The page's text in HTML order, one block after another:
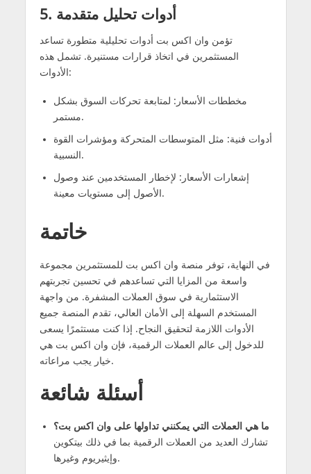
5. أدوات تحليل متقدمة
تؤمن وان اكس بت أدوات تحليلية متطورة تساعد
المستثمرين في اتخاذ قرارات مستنيرة. تشمل هذه
الأدوات:
مخططات الأسعار: لمتابعة تحركات السوق بشكل
مستمر.
أدوات فنية: مثل المتوسطات المتحركة ومؤشرات القوة
النسبية.
إشعارات الأسعار: لإخطار المستخدمين عند وصول
الأصول إلى مستويات معينة.
خاتمة
في النهاية، توفر منصة وان اكس بت للمستثمرين مجموعة
واسعة من المزايا التي تساعدهم في تحسين تجربتهم
الاستثمارية في سوق العملات المشفرة. من واجهة
المستخدم السهلة إلى الأمان العالي، تقدم المنصة جميع
الأدوات اللازمة لتحقيق النجاح. إذا كنت مستثمرًا يسعى
للدخول إلى عالم العملات الرقمية، فإن وان اكس بت هي
خيار يجب مراعاته.
أسئلة شائعة
ما هي العملات التي يمكنني تداولها على وان اكس بت؟
تشارك العديد من العملات الرقمية بما في ذلك بيتكوين
وإيثيريوم وغيرها.